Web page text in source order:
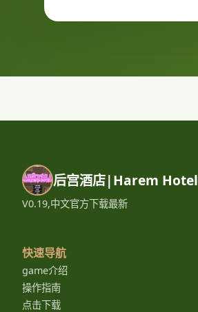
后宫酒店|Harem Hotel
V0.19,中文官方下载最新
快速导航
game介绍
操作指南
点击下载